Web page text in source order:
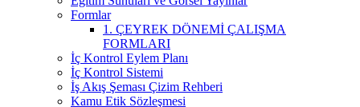
Formlar
1. ÇEYREK DÖNEMİ ÇALIŞMA
FORMLARI
İç Kontrol Eylem Planı
İç Kontrol Sistemi
İş Akış Şeması Çizim Rehberi
Kamu Etik Sözleşmesi